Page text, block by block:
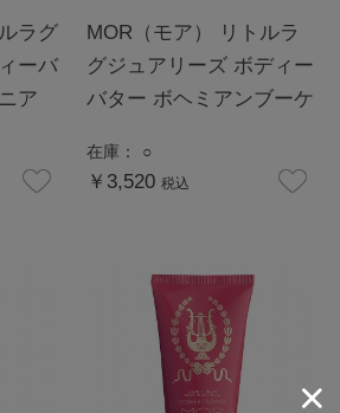
ラグ
ーバ
ア
MOR（モア） リトルラ
グジュアリーズ ボディー
バター ボヘミアンブーケ
在庫： ○
￥3,520 税込